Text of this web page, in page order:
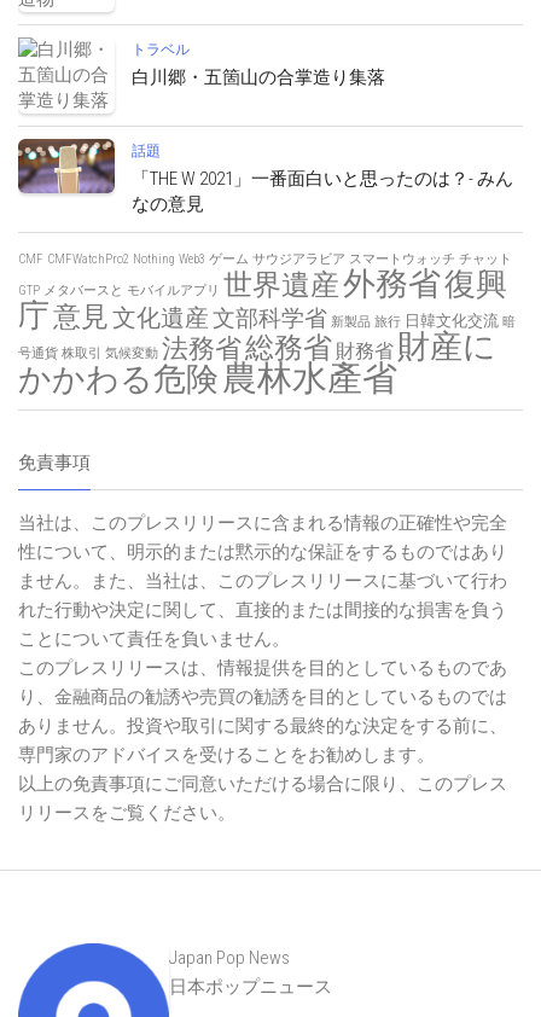
トラベル
白川郷・五箇山の合掌造り集落
話題
「THE W 2021」一番面白いと思ったのは？- みん
なの意見
CMF CMFWatchPro2 Nothing Web3 ゲーム サウジアラビア スマートウォッチ チャット
GTP メタバースと モバイルアプリ 世界遺産外務省復興
庁意見文化遺産文部科学省 新製品 旅行 日韓文化交流 暗
号通貨 株取引 気候変動 法務省総務省 財務省 財産に
かかわる危険 農林水產省
免責事項
当社は、このプレスリリースに含まれる情報の正確性や完全
性について、明示的または黙示的な保証をするものではあり
ません。また、当社は、このプレスリリースに基づいて行わ
れた行動や決定に関して、直接的または間接的な損害を負う
ことについて責任を負いません。
このプレスリリースは、情報提供を目的としているものであ
り、金融商品の勧誘や売買の勧誘を目的としているものでは
ありません。投資や取引に関する最終的な決定をする前に、
専門家のアドバイスを受けることをお勧めします。
以上の免責事項にご同意いただける場合に限り、このプレス
リリースをご覧ください。
Japan Pop News
日本ポップニュース